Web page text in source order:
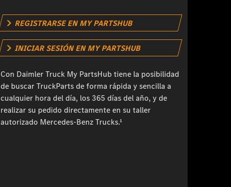
REGISTRARSE EN MY PARTSHUB
INICIAR SESIÓN EN MY PARTSHUB
Con Daimler Truck My PartsHub tiene la posibilidad
de buscar TruckParts de forma rápida y sencilla a
cualquier hora del día, los 365 días del año, y de
realizar su pedido directamente en su taller
autorizado Mercedes-Benz Trucks.¹